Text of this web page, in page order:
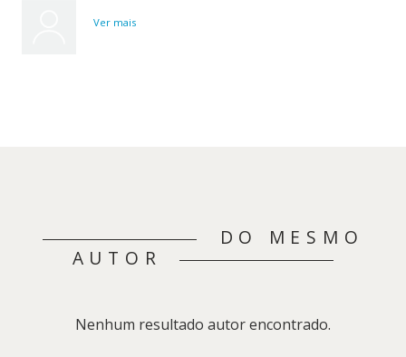
Ver mais
DO MESMO
AUTOR
Nenhum resultado autor encontrado.